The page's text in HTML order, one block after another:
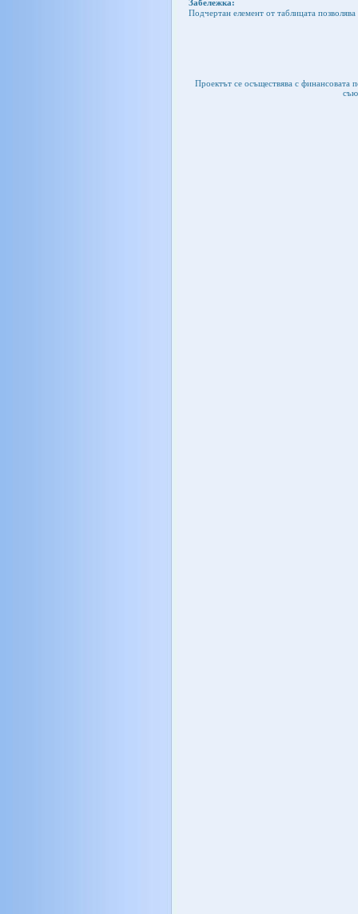
Забележка:
Подчертан елемент от таблицата
Проектът се осъществява с финансовата